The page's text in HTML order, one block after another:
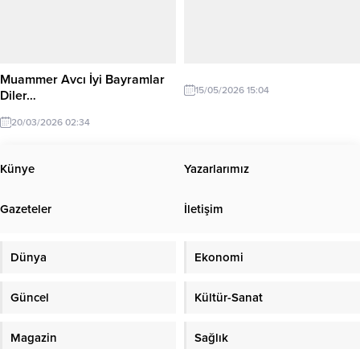
alınması, koruyucu ve önleyici
mekanizmaların güçlendirilmesi ve
çocukların toplumsal yaşama...
Muammer Avcı İyi Bayramlar
Diler…
20/03/2026 02:34
15/05/2026 15:04
Künye Yazarlarımız
Gazeteler İletişim
Dünya Ekonomi
Güncel Kültür-Sanat
Magazin Sağlık